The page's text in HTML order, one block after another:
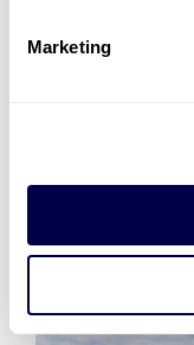
Marketing